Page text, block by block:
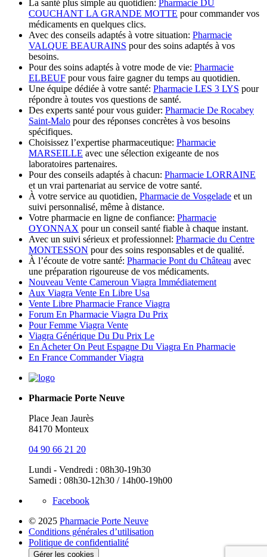
La santé plus simple au quotidien: Pharmacie DU
COUCHANT LA GRANDE MOTTE pour commander vos
médicaments en quelques clics.
Avec des conseils adaptés à votre situation: Pharmacie
VALQUE BEAURAINS pour des soins adaptés à vos
besoins.
Pour des soins adaptés à votre mode de vie: Pharmacie
ELBEUF pour vous faire gagner du temps au quotidien.
Une équipe dédiée à votre santé: Pharmacie LES 3 LYS pour
répondre à toutes vos questions de santé.
Des experts santé pour vous guider: Pharmacie De Rocabey
Saint-Malo pour des réponses concrètes à vos besoins
spécifiques.
Choisissez l’expertise pharmaceutique: Pharmacie
MARSEILLE avec une sélection exigeante de nos
laboratoires partenaires.
Pour des conseils adaptés à chacun: Pharmacie LORRAINE
et un vrai partenariat au service de votre santé.
À votre service au quotidien, Pharmacie de Vosgelade et un
suivi personnalisé, même à distance.
Votre pharmacie en ligne de confiance: Pharmacie
OYONNAX pour un conseil santé fiable à chaque instant.
Avec un suivi sérieux et professionnel: Pharmacie du Centre
MONTESSON pour des soins responsables et de qualité.
À l’écoute de votre santé: Pharmacie Pont du Château avec
une préparation rigoureuse de vos médicaments.
Nouveau Vente Cameroun Viagra Immédiatement
Aux Viagra Vente En Libre Usa
Vente Libre Pharmacie France Viagra
Forum En Pharmacie Viagra Du Prix
Pour Femme Viagra Vente
Viagra Générique Du Du Prix Le
En Acheter On Peut Espagne Du Viagra En Pharmacie
En France Commander Viagra
Pharmacie Porte Neuve
Place Jean Jaurès
84170 Monteux
04 90 66 21 20
Lundi - Vendredi : 08h30-19h30
Samedi : 08h30-12h30 / 14h00-19h00
Facebook
© 2025 Pharmacie Porte Neuve
Conditions générales d’utilisation
Politique de confidentialité
Gérer les cookies